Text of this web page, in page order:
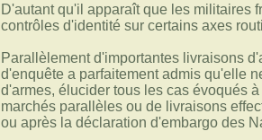
D'autant qu'il apparaît que les militaires
contrôles d'identité sur certains axes
Parallèlement d'importantes livraisons
d'enquête a parfaitement admis qu'elle
d'armes, élucider tous les cas évoqués
marchés parallèles ou de livraisons
ou après la déclaration d'embargo des